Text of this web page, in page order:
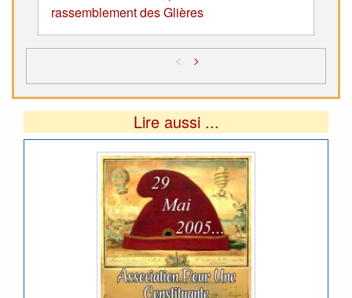
rassemblement des Glières
< >
Lire aussi ...